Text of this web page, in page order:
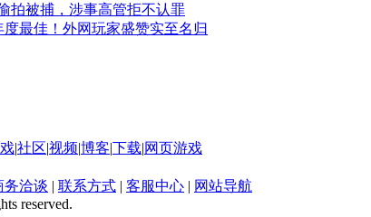
拍被捕，涉事高管拒不认罪
度最佳！外网玩家盛赞实至名归
|社区|视频|博客|下载|网页游戏
务洽谈 | 联系方式 | 客服中心 | 网站导航
reserved.